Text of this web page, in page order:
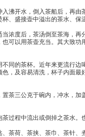
开水，倒入茶船后，再由
、盛接壶中溢出的茶水、保温
度后，茶汤倒至茶海，再
可以用茶壶充当。其大致
的茶杯。近年来更流行边
，及容易清洗，杯子内面
三公克于碗内，冲水，加
程中流出或倒掉之茶水。
荷、茶挟、茶巾、茶针、煮